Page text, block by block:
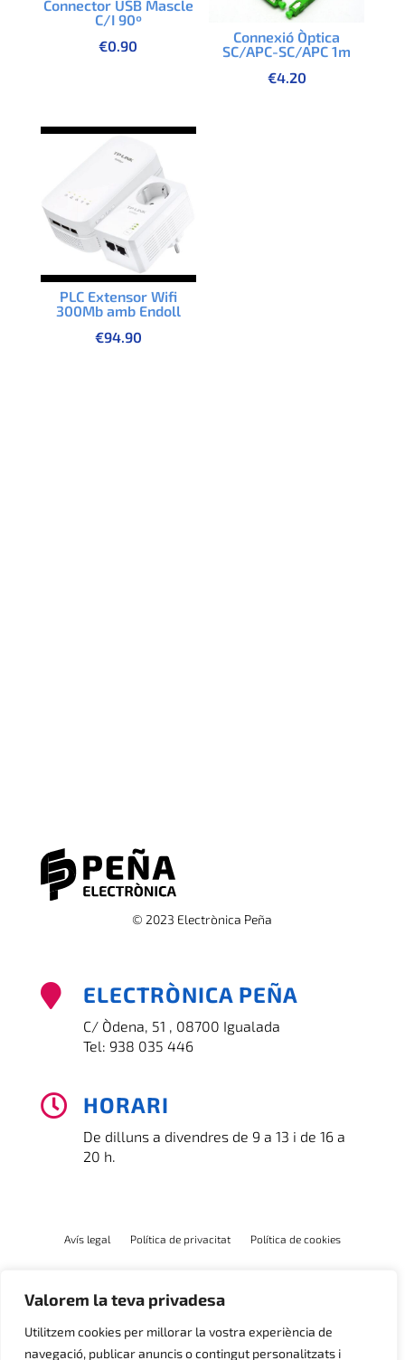
Valorem la teva privadesa
Utilitzem cookies per millorar la vostra experiència de
navegació, publicar anuncis o contingut personalitzats i
Connector USB Mascle
C/I 90º
€0.90
Connexió Òptica
SC/APC-SC/APC 1m
€4.20
PLC Extensor Wifi
300Mb amb Endoll
€94.90
© 2023 Electrònica Peña
 ELECTRÒNICA PEÑA
C/ Òdena, 51 , 08700 Igualada
Tel: 938 035 446
 HORARI
De dilluns a divendres de 9 a 13 i de 16 a
20 h.
Avís legal Política de privacitat Política de cookies